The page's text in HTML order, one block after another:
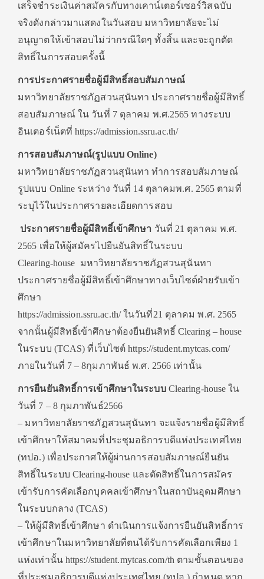
เสร็จชำระเงินค่าสมัครกับทางเคาน์เตอร์เซอร์วิสฉบับ
จริงดังกล่าวมาแสดงในวันสอบ มหาวิทยาลัยจะไม่
อนุญาตให้เข้าสอบไม่ว่ากรณีใดๆ ทั้งสิ้น และจะถูกตัด
สิทธิ์ในการสอบครั้งนี้
การประกาศรายชื่อผู้มีสิทธิ์สอบสัมภาษณ์
มหาวิทยาลัยราชภัฏสวนสุนันทา ประกาศรายชื่อผู้มีสิทธิ์
สอบสัมภาษณ์ ใน วันที่ 7 ตุลาคม พ.ศ.2565 ทางระบบ
อินเตอร์เน็ตที่ https://admission.ssru.ac.th/
การสอบสัมภาษณ์(รูปแบบ Online)
มหาวิทยาลัยราชภัฏสวนสุนันทา ทำการสอบสัมภาษณ์
รูปแบบ Online ระหว่าง วันที่ 14 ตุลาคมพ.ศ. 2565 ตามที่
ระบุไว้ในประกาศรายละเอียดการสอบ
ประกาศรายชื่อผู้มีสิทธิ์เข้าศึกษา วันที่ 21 ตุลาคม พ.ศ.
2565 เพื่อให้ผู้สมัครไปยืนยันสิทธิ์ในระบบ
Clearing-house มหาวิทยาลัยราชภัฏสวนสุนันทา
ประกาศรายชื่อผู้มีสิทธิ์เข้าศึกษาทางเว็บไซต์ฝ่ายรับเข้า
ศึกษา
https://admission.ssru.ac.th/ ในวันที่21 ตุลาคม พ.ศ. 2565
จากนั้นผู้มีสิทธิ์เข้าศึกษาต้องยืนยันสิทธิ์ Clearing – house
ในระบบ (TCAS) ที่เว็บไซต์ https://student.mytcas.com/
ภายในวันที่ 7 – 8กุมภาพันธ์ พ.ศ. 2566 เท่านั้น
การยืนยันสิทธิ์การเข้าศึกษาในระบบClearing-house ใน
วันที่ 7 – 8 กุมภาพันธ์2566
– มหาวิทยาลัยราชภัฏสวนสุนันทา จะแจ้งรายชื่อผู้มีสิทธิ์
เข้าศึกษาให้สมาคมที่ประชุมอธิการบดีแห่งประเทศไทย
(ทปอ.) เพื่อประกาศให้ผู้ผ่านการสอบสัมภาษณ์ยืนยัน
สิทธิ์ในระบบ Clearing-house และตัดสิทธิ์ในการสมัคร
เข้ารับการคัดเลือกบุคคลเข้าศึกษาในสถาบันอุดมศึกษา
ในระบบกลาง (TCAS)
– ให้ผู้มีสิทธิ์เข้าศึกษา ดำเนินการแจ้งการยืนยันสิทธิ์การ
เข้าศึกษาในมหาวิทยาลัยที่ตนได้รับการคัดเลือกเพียง 1
แห่งเท่านั้น https://student.mytcas.com/th ตามขั้นตอนของ